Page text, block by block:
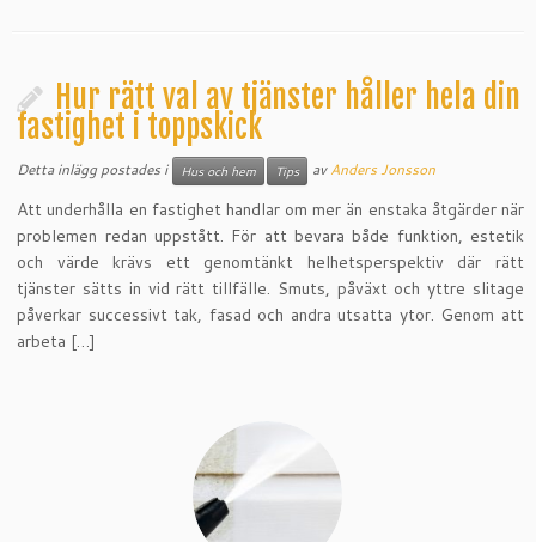
Hur rätt val av tjänster håller hela din
fastighet i toppskick
Detta inlägg postades i Hus och hem Tips avAnders Jonsson
Att underhålla en fastighet handlar om mer än enstaka åtgärder när
problemen redan uppstått. För att bevara både funktion, estetik
och värde krävs ett genomtänkt helhetsperspektiv där rätt
tjänster sätts in vid rätt tillfälle. Smuts, påväxt och yttre slitage
påverkar successivt tak, fasad och andra utsatta ytor. Genom att
arbeta […]